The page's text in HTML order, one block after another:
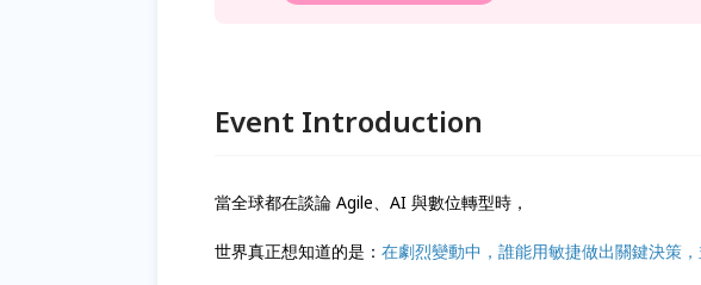
Event Introduction
當全球都在談論 Agile、AI 與數位轉型時，
世界真正想知道的是： 在劇烈變動中，誰能用敏捷做出關鍵決策